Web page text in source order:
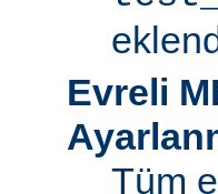
Evreli
Tüm